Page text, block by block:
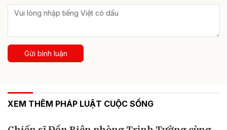
Gửi bình luận
XEM THÊM PHÁP LUẬT CUỘC SỐNG